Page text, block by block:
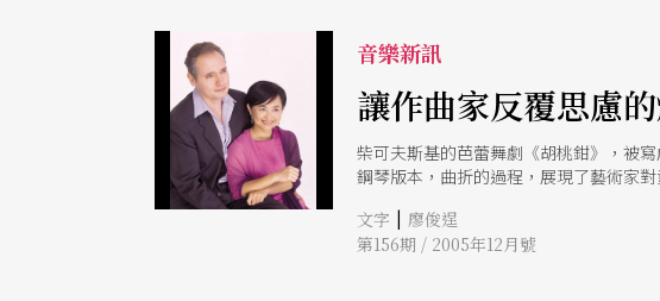
音樂新訊
讓作曲家反覆思慮
柴可夫斯基的芭蕾舞劇《胡桃鉗》，被
鋼琴版本，曲折的過程，展現了藝術家
名的旋律《我們手拉手到那邊去》及《
情」、「親情」的反覆思慮，將一一展
文字 | 廖俊逞
第156期 / 2005年12月號